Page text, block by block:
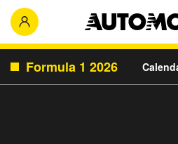
Formula 1 2026